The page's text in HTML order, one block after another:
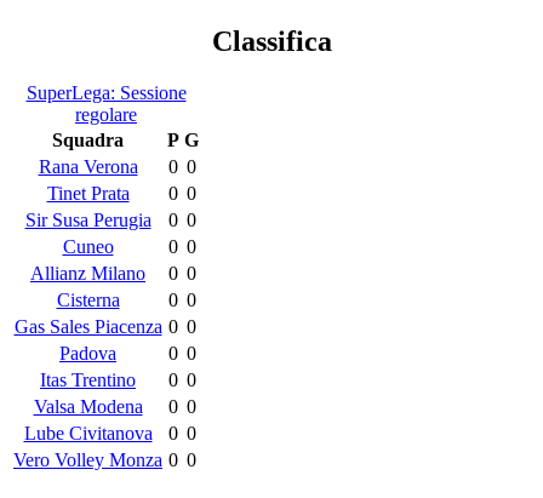
Classifica
SuperLega: Sessione
regolare
Squadra
P G
Rana Verona
0 0
Tinet Prata
0 0
Sir Susa Perugia
0 0
Cuneo
0 0
Allianz Milano
0 0
Cisterna
0 0
Gas Sales Piacenza 0 0
Padova
0 0
Itas Trentino
0 0
Valsa Modena
0 0
Lube Civitanova
0 0
Vero Volley Monza 0 0